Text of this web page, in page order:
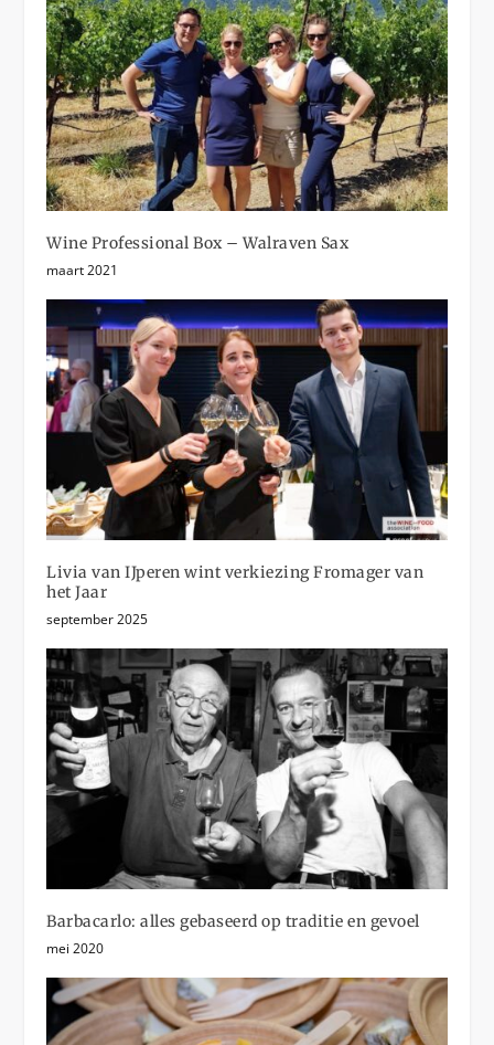
Wine Professional Box – Walraven Sax
maart 2021
Livia van IJperen wint verkiezing Fromager van
het Jaar
september 2025
Barbacarlo: alles gebaseerd op traditie en gevoel
mei 2020